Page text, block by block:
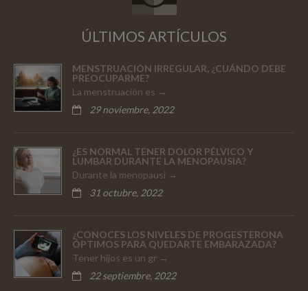
ÚLTIMOS ARTÍCULOS
MENSTRUACIÓN IRREGULAR, ¿CUÁNDO DEBE
PREOCUPARME?
La menstruación es
29 noviembre, 2022
¿ES NORMAL TENER DOLOR PÉLVICO Y
LUMBAR DURANTE LA MENOPAUSIA?
Durante la menopausi
31 octubre, 2022
¿CONOCES LOS NIVELES DE PROGESTERONA
ÓPTIMOS PARA QUEDARTE EMBARAZADA?
Tener hijos es un gr
22 septiembre, 2022